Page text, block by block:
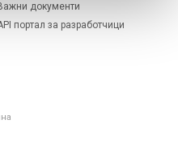
документи
портал за разработчици